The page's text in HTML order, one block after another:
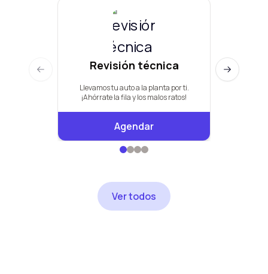
Revisión técnica
Llevamos tu auto a la planta por ti.
¡Ahórrate la fila y los malos ratos!
Agendar
Previous slide Next slide
Ver todos